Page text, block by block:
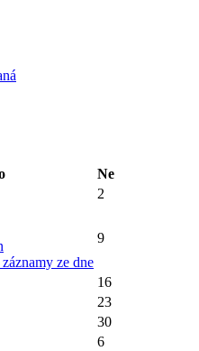
Ne
2
ze dne
9
16
23
30
6